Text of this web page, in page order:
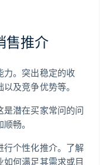
售推介
力。突出稳定的收
及竞争优势等。
潜在买家常问的问
畅。
行个性化推介。了解
何满足其需求或目